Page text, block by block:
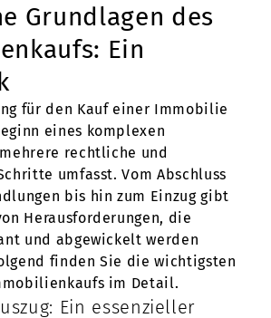
Grundlagen des
Ein
für den Kauf einer Immobilie
eines komplexen
rechtliche und
umfasst. Vom Abschluss
bis hin zum Einzug gibt
Herausforderungen, die
und abgewickelt werden
finden Sie die wichtigsten
im Detail.
Ein essenzieller